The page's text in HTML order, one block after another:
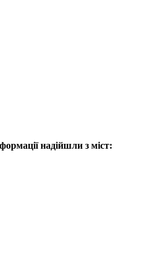
надійшли з міст: